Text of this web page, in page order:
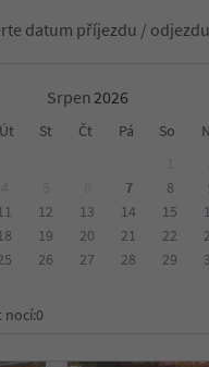
datum příjezdu / odjezdu
Srpen
Út St Čt Pá So
7 8
12 13 14 15
19 20 21 22
26 27 28 29
nocí:0
Zpracovává